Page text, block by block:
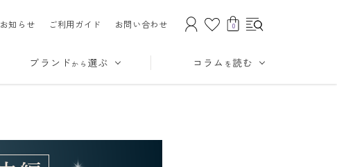
お知らせ ご利用ガイド お問い合わせ 0
ブランド から 選ぶ コラム を読む